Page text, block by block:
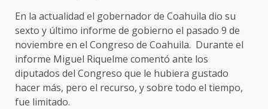
En la actualidad el gobernador de Coahuila dio su
sexto y último informe de gobierno el pasado 9 de
noviembre en el Congreso de Coahuila. Durante el
informe Miguel Riquelme comentó ante los
diputados del Congreso que le hubiera gustado
hacer más, pero el recurso, y sobre todo el tiempo,
fue limitado.